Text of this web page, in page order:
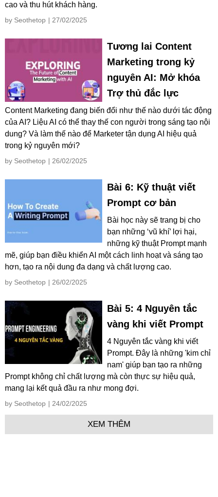
cao và thu hút khách hàng.
by Seothetop | 27/02/2025
Tương lai Content
Marketing trong kỷ
nguyên AI: Mở khóa
Trợ thủ đắc lực
Content Marketing đang biến đổi như thế nào dưới tác động
của AI? Liệu AI có thể thay thế con người trong sáng tạo nội
dung? Và làm thế nào để Marketer tận dụng AI hiệu quả
trong kỷ nguyên mới?
by Seothetop | 26/02/2025
Bài 6: Kỹ thuật viết
Prompt cơ bản
Bài học này sẽ trang bị cho
bạn những ‘vũ khí’ lợi hại,
những kỹ thuật Prompt mạnh
mẽ, giúp bạn điều khiển AI một cách linh hoạt và sáng tạo
hơn, tạo ra nội dung đa dạng và chất lượng cao.
by Seothetop | 26/02/2025
Bài 5: 4 Nguyên tắc
vàng khi viết Prompt
4 Nguyên tắc vàng khi viết
Prompt. Đây là những 'kim chỉ
nam' giúp bạn tạo ra những
Prompt không chỉ chất lượng mà còn thực sự hiệu quả,
mang lại kết quả đầu ra như mong đợi.
by Seothetop | 24/02/2025
XEM THÊM